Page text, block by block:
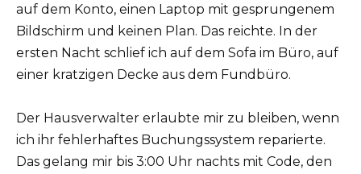
auf dem Konto, einen Laptop mit gesprungenem
Bildschirm und keinen Plan. Das reichte. In der
ersten Nacht schlief ich auf dem Sofa im Büro, auf
einer kratzigen Decke aus dem Fundbüro.
Der Hausverwalter erlaubte mir zu bleiben, wenn
ich ihr fehlerhaftes Buchungssystem reparierte.
Das gelang mir bis 3:00 Uhr nachts mit Code, den